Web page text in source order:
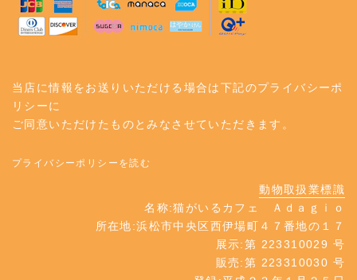
当店に情報をお送りいただける場合は下記のプライバシーポ
リシーに
ご同意いただけたものとみなさせていただきます。
プライバシーポリシーを読む
動物取扱業標識
名称:猫がいるカフェ Ａｄａｇｉｏ
所在地:浜松市中央区西伊場町４７番地の１７
展示:第 223310029 号
販売:第 223310030 号